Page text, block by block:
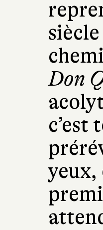
Don
c’est